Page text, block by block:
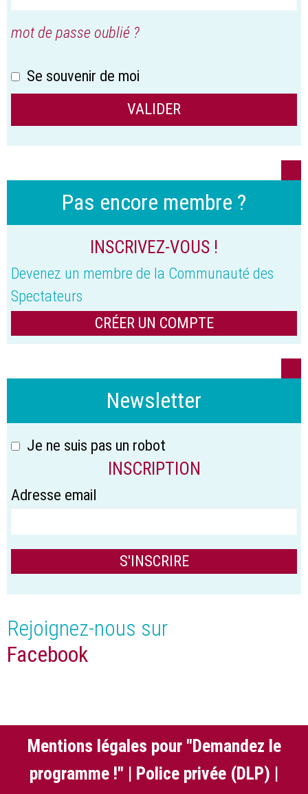
mot de passe oublié ?
Se souvenir de moi
Pas encore membre ?
INSCRIVEZ-VOUS !
Devenez un membre de la Communauté des
Spectateurs
CRÉER UN COMPTE
Newsletter
Je ne suis pas un robot
INSCRIPTION
Adresse email
Rejoignez-nous sur
Facebook
Mentions légales pour "Demandez le
programme !" | Police privée (DLP) |